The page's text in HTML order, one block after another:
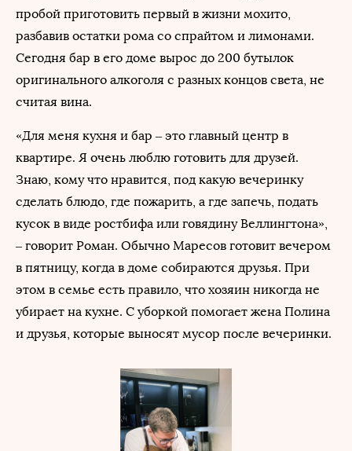
пробой приготовить первый в жизни мохито,
разбавив остатки рома со спрайтом и лимонами.
Сегодня бар в его доме вырос до 200 бутылок
оригинального алкоголя с разных концов света, не
считая вина.
«Для меня кухня и бар – это главный центр в
квартире. Я очень люблю готовить для друзей.
Знаю, кому что нравится, под какую вечеринку
сделать блюдо, где пожарить, а где запечь, подать
кусок в виде ростбифа или говядину Веллингтона»,
– говорит Роман. Обычно Маресов готовит вечером
в пятницу, когда в доме собираются друзья. При
этом в семье есть правило, что хозяин никогда не
убирает на кухне. С уборкой помогает жена Полина
и друзья, которые выносят мусор после вечеринки.